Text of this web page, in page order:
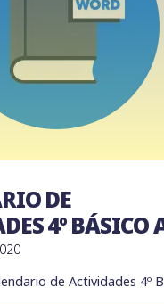
DE
4º BÁSICO
de Actividades 4º